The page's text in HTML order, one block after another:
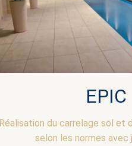
EPIC
Réalisation du carrelage sol et
selon les normes avec